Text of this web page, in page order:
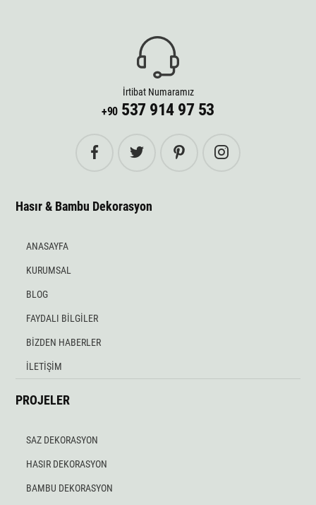
İrtibat Numaramız
+90537 914 97 53
Hasır & Bambu Dekorasyon
ANASAYFA
KURUMSAL
BLOG
FAYDALI BİLGİLER
BİZDEN HABERLER
İLETİŞİM
PROJELER
SAZ DEKORASYON
HASIR DEKORASYON
BAMBU DEKORASYON